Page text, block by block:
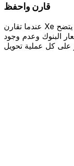
قارن واحفظ
عندما تقارن Xe بالبنوك الرائدة ومقدمي الخدمات الرائدين، يتضح
البنوك وعدم وجود